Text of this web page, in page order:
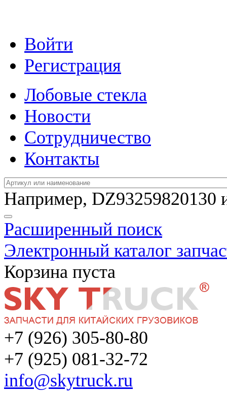
Войти
Регистрация
Лобовые стекла
Новости
Сотрудничество
Контакты
Например, DZ93259820130
Расширенный поиск
Электронный каталог
Корзина пуста
+7 (926) 305-80-80
+7 (925) 081-32-72
info@skytruck.ru